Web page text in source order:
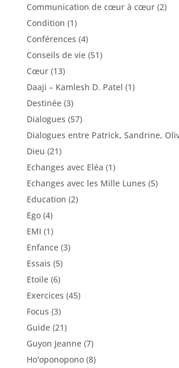
Communication de cœur à cœur(2)
Condition (1)
Conférences (4)
Conseils de vie(51)
Cœur(13)
Daaji – Kamlesh D. Patel (1)
Destinée(3)
Dialogues (57)
Dialogues entre Patrick, Sandrine,
Dieu (21)
Echanges avec Eléa (1)
Echanges avec les Mille Lunes (5)
Education (2)
Ego(4)
EMI (1)
Enfance(3)
Essais (5)
Etoile(6)
Exercices (45)
Focus (3)
Guide(21)
Guyon Jeanne(7)
Ho'oponopono(8)